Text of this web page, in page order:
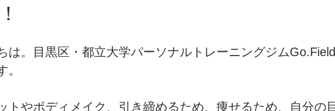
）／スタッフ（staff）
は。目黒区・都立大学パーソナルトレーニングジム
。
トやボディメイク、引き締めるため、痩せるため、自分の